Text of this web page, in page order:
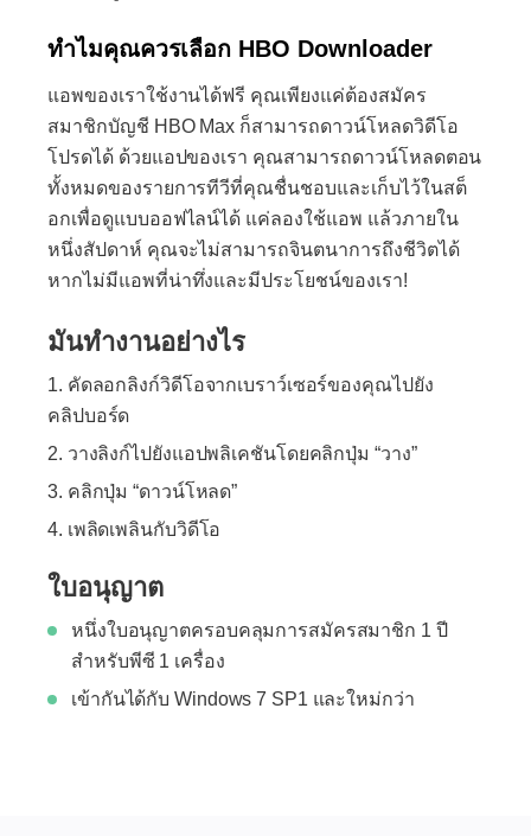
ทำไมคุณควรเลือก HBO Downloader
แอพของเราใช้งานได้ฟรี คุณเพียงแค่ต้องสมัคร
สมาชิกบัญชี HBO Max ก็สามารถดาวน์โหลดวิดีโอ
โปรดได้ ด้วยแอปของเรา คุณสามารถดาวน์โหลดตอน
ทั้งหมดของรายการทีวีที่คุณชื่นชอบและเก็บไว้ในสต็
อกเพื่อดูแบบออฟไลน์ได้ แค่ลองใช้แอพ แล้วภายใน
หนึ่งสัปดาห์ คุณจะไม่สามารถจินตนาการถึงชีวิตได้
หากไม่มีแอพที่น่าทึ่งและมีประโยชน์ของเรา!
มันทำงานอย่างไร
คัดลอกลิงก์วิดีโอจากเบราว์เซอร์ของคุณไปยัง
คลิปบอร์ด
วางลิงก์ไปยังแอปพลิเคชันโดยคลิกปุ่ม “วาง”
คลิกปุ่ม “ดาวน์โหลด”
เพลิดเพลินกับวิดีโอ
ใบอนุญาต
หนึ่งใบอนุญาตครอบคลุมการสมัครสมาชิก 1 ปี
สำหรับพีซี 1 เครื่อง
เข้ากันได้กับ Windows 7 SP1 และใหม่กว่า